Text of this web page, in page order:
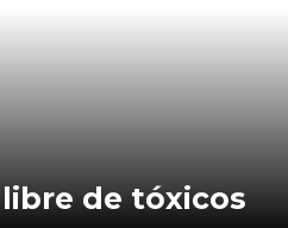
libre de tóxicos